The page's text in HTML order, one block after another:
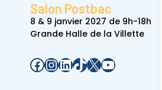
Salon Postbac
8 & 9 janvier 2027 de 9h-18h
Grande Halle de la Villette
Facebook
Instagram
LinkedIn
TikTok
X YouTube